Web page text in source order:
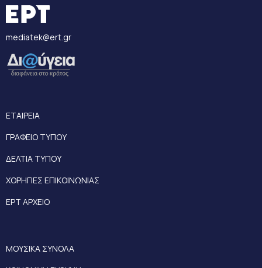
mediatek@ert.gr
ΕΤΑΙΡΕΙΑ
ΓΡΑΦΕΙΟ ΤΥΠΟΥ
ΔΕΛΤΙΑ ΤΥΠΟΥ
ΧΟΡΗΓΙΕΣ ΕΠΙΚΟΙΝΩΝΙΑΣ
ΕΡΤ ΑΡΧΕΙΟ
ΜΟΥΣΙΚΑ ΣΥΝΟΛΑ